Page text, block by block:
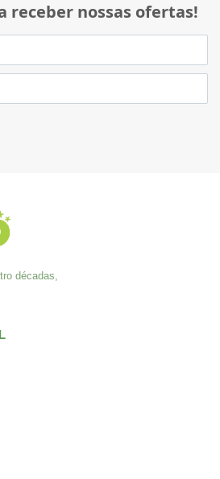
receber nossas ofertas!
décadas,